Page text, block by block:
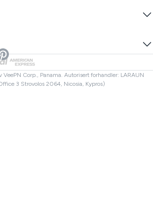
Corp., Panama. Autorisert forhandler: LARAUN
3 Strovolos 2064, Nicosia, Kypros)